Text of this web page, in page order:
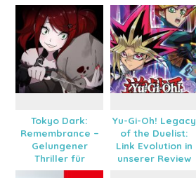
Tokyo Dark:
Remembrance –
Gelungener
Thriller für
Nintendo Switch?
Yu-Gi-Oh! Legacy
of the Duelist:
Link Evolution in
unserer Review